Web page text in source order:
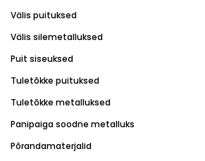
Välis puituksed
Välis silemetalluksed
Puit siseuksed
Tuletõkke puituksed
Tuletõkke metalluksed
Panipaiga soodne metalluks
Põrandamaterjalid